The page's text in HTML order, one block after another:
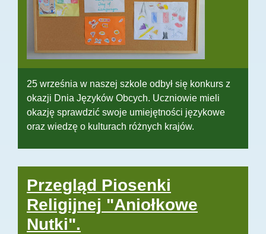
25 września w naszej szkole odbył się konkurs z
okazji Dnia Języków Obcych. Uczniowie mieli
okazję sprawdzić swoje umiejętności językowe
oraz wiedzę o kulturach różnych krajów.
Przegląd Piosenki
Religijnej "Aniołkowe
Nutki".